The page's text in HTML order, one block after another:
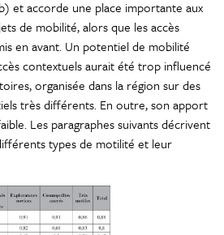
et accorde une place importante aux
de mobilité, alors que les accès
en avant. Un potentiel de mobilité
contextuels aurait été trop influencé
organisée dans la région sur des
très différents. En outre, son apport
Les paragraphes suivants décrivent
types de motilité et leur